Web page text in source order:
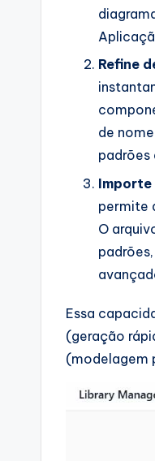
Refine
de
padrões
Importe
permite
O
Essa
(geração
(modelagem